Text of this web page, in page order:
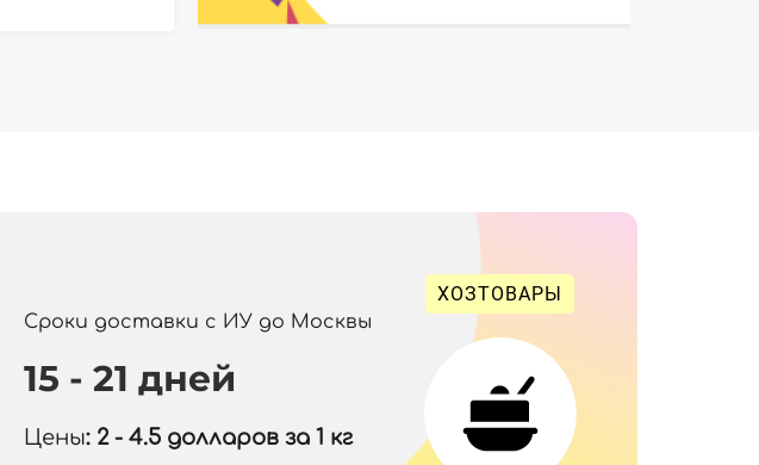
Сроки доставки с ИУ до Москвы
15 - 21 дней
Цены: 2 - 4.5 долларов за 1 кг
ХОЗТОВАРЫ